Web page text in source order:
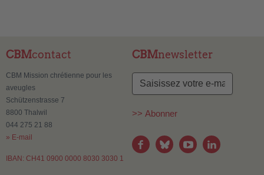
CBMcontact
CBM Mission chrétienne pour les
aveugles
Schützenstrasse 7
8800 Thalwil
044 275 21 88
» E-mail
IBAN: CH41 0900 0000 8030 3030 1
CBMnewsletter
>> Abonner